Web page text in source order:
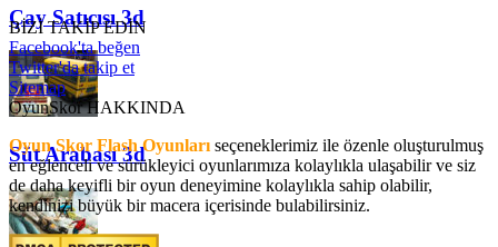
Çay Satıcısı 3d
Süt Arabası 3d
BİZİ TAKİP EDİN
Facebook'ta beğen
Twitter'da takip et
Sitemap
OyunSkor HAKKINDA
Oyun Skor Flash Oyunları seçeneklerimiz ile özenle oluşturulmuş
en eğlenceli ve sürükleyici oyunlarımıza kolaylıkla ulaşabilir ve siz
de daha keyifli bir oyun deneyimine kolaylıkla sahip olabilir,
kendinizi büyük bir macera içerisinde bulabilirsiniz.